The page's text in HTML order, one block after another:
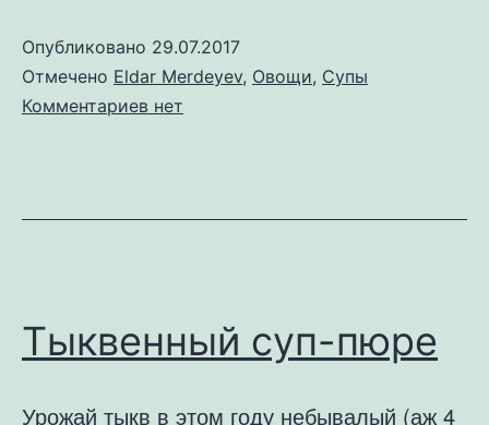
Опубликовано 29.07.2017
Отмечено Eldar Merdeyev, Овощи, Супы
Комментариев к
кольраби
нет
Тыквенный суп-пюре
Урожай тыкв в этом году небывалый (аж 4